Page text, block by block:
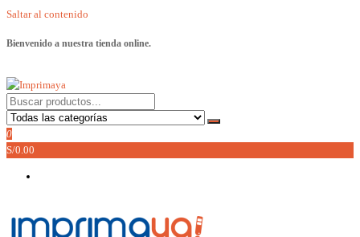
Saltar al contenido
Bienvenido a nuestra tienda online.
Imprimaya
Lo tenemos todo!
0
S/0.00